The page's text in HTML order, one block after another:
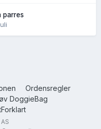
parres
Ordensregler
DoggieBag